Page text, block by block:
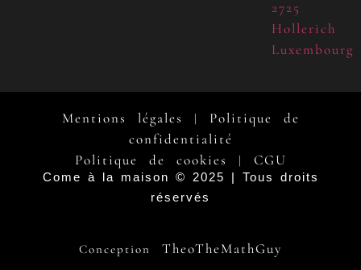
2725
Hollerich
Luxembourg
Mentions légales | Politique de
confidentialité
Politique de cookies
| CGU
Come à la maison © 2025 | Tous droits
réservés
Conception TheoTheMathGuy